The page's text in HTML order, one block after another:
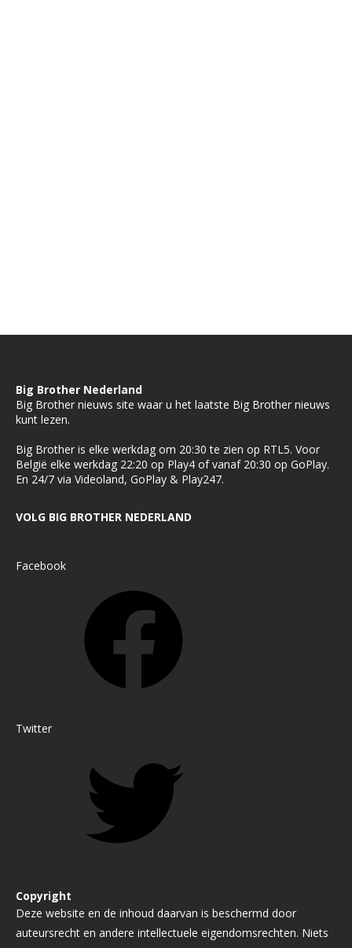
Big Brother Nederland
Big Brother nieuws site waar u het laatste Big Brother nieuws
kunt lezen.
Big Brother is elke werkdag om 20:30 te zien op RTL5. Voor
België elke werkdag 22:20 op Play4 of vanaf 20:30 op GoPlay.
En 24/7 via Videoland, GoPlay & Play247.
VOLG BIG BROTHER NEDERLAND
Facebook
Twitter
Copyright
Deze website en de inhoud daarvan is beschermd door
auteursrecht en andere intellectuele eigendomsrechten. Niets